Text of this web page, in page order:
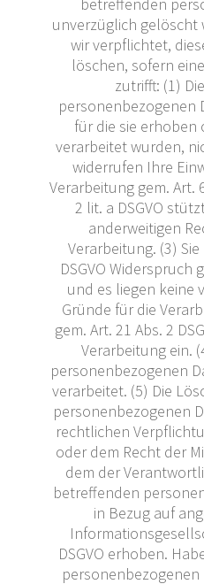
unverzüglich gelöscht
wir verpflichtet,
löschen, sofern
zutrifft: (1)
personenbezogenen
für die sie erhoben
verarbeitet wurden,
widerrufen Ihre
Verarbeitung gem. Art.
2 lit. a DSGVO
anderweitigen
Verarbeitung. (3)
DSGVO Widerspruch
und es liegen keine
Gründe für die
gem. Art. 21 Abs. 2
Verarbeitung ein.
personenbezogenen
verarbeitet. (5) Die
personenbezogenen
rechtlichen
oder dem Recht der
dem der
betreffenden
in Bezug auf
DSGVO erhoben.